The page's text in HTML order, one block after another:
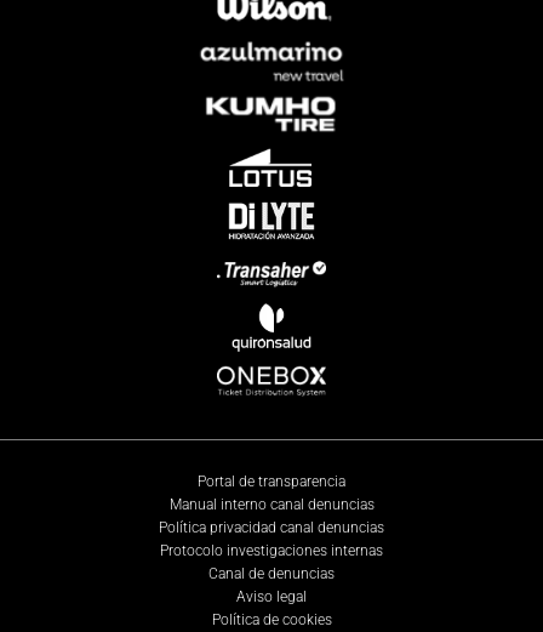
Portal de transparencia
Manual interno canal denuncias
Política privacidad canal denuncias
Protocolo investigaciones internas
Canal de denuncias
Aviso legal
Política de cookies